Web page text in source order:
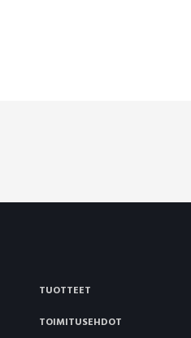
TUOTTEET
TOIMITUSEHDOT